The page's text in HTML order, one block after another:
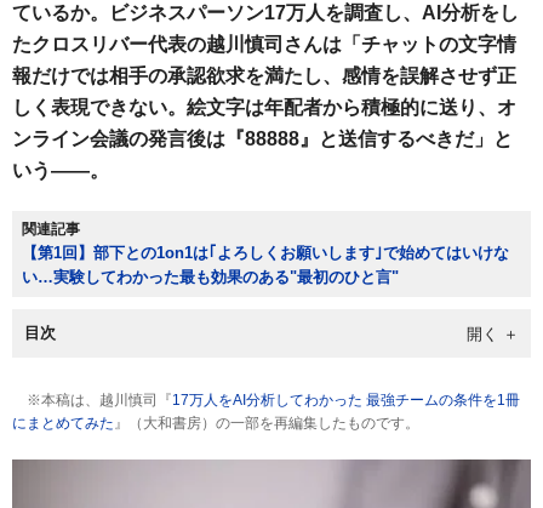
ているか。ビジネスパーソン17万人を調査し、AI分析をし
たクロスリバー代表の越川慎司さんは「チャットの文字情
報だけでは相手の承認欲求を満たし、感情を誤解させず正
しく表現できない。絵文字は年配者から積極的に送り、オ
ンライン会議の発言後は『88888』と送信するべきだ」と
いう――。
関連記事
【第1回】部下との1on1は｢よろしくお願いします｣で始めてはいけな
い…実験してわかった最も効果のある"最初のひと言"
目次
※本稿は、越川慎司『17万人をAI分析してわかった 最強チームの条件を1冊
にまとめてみた 』（大和書房）の一部を再編集したものです。